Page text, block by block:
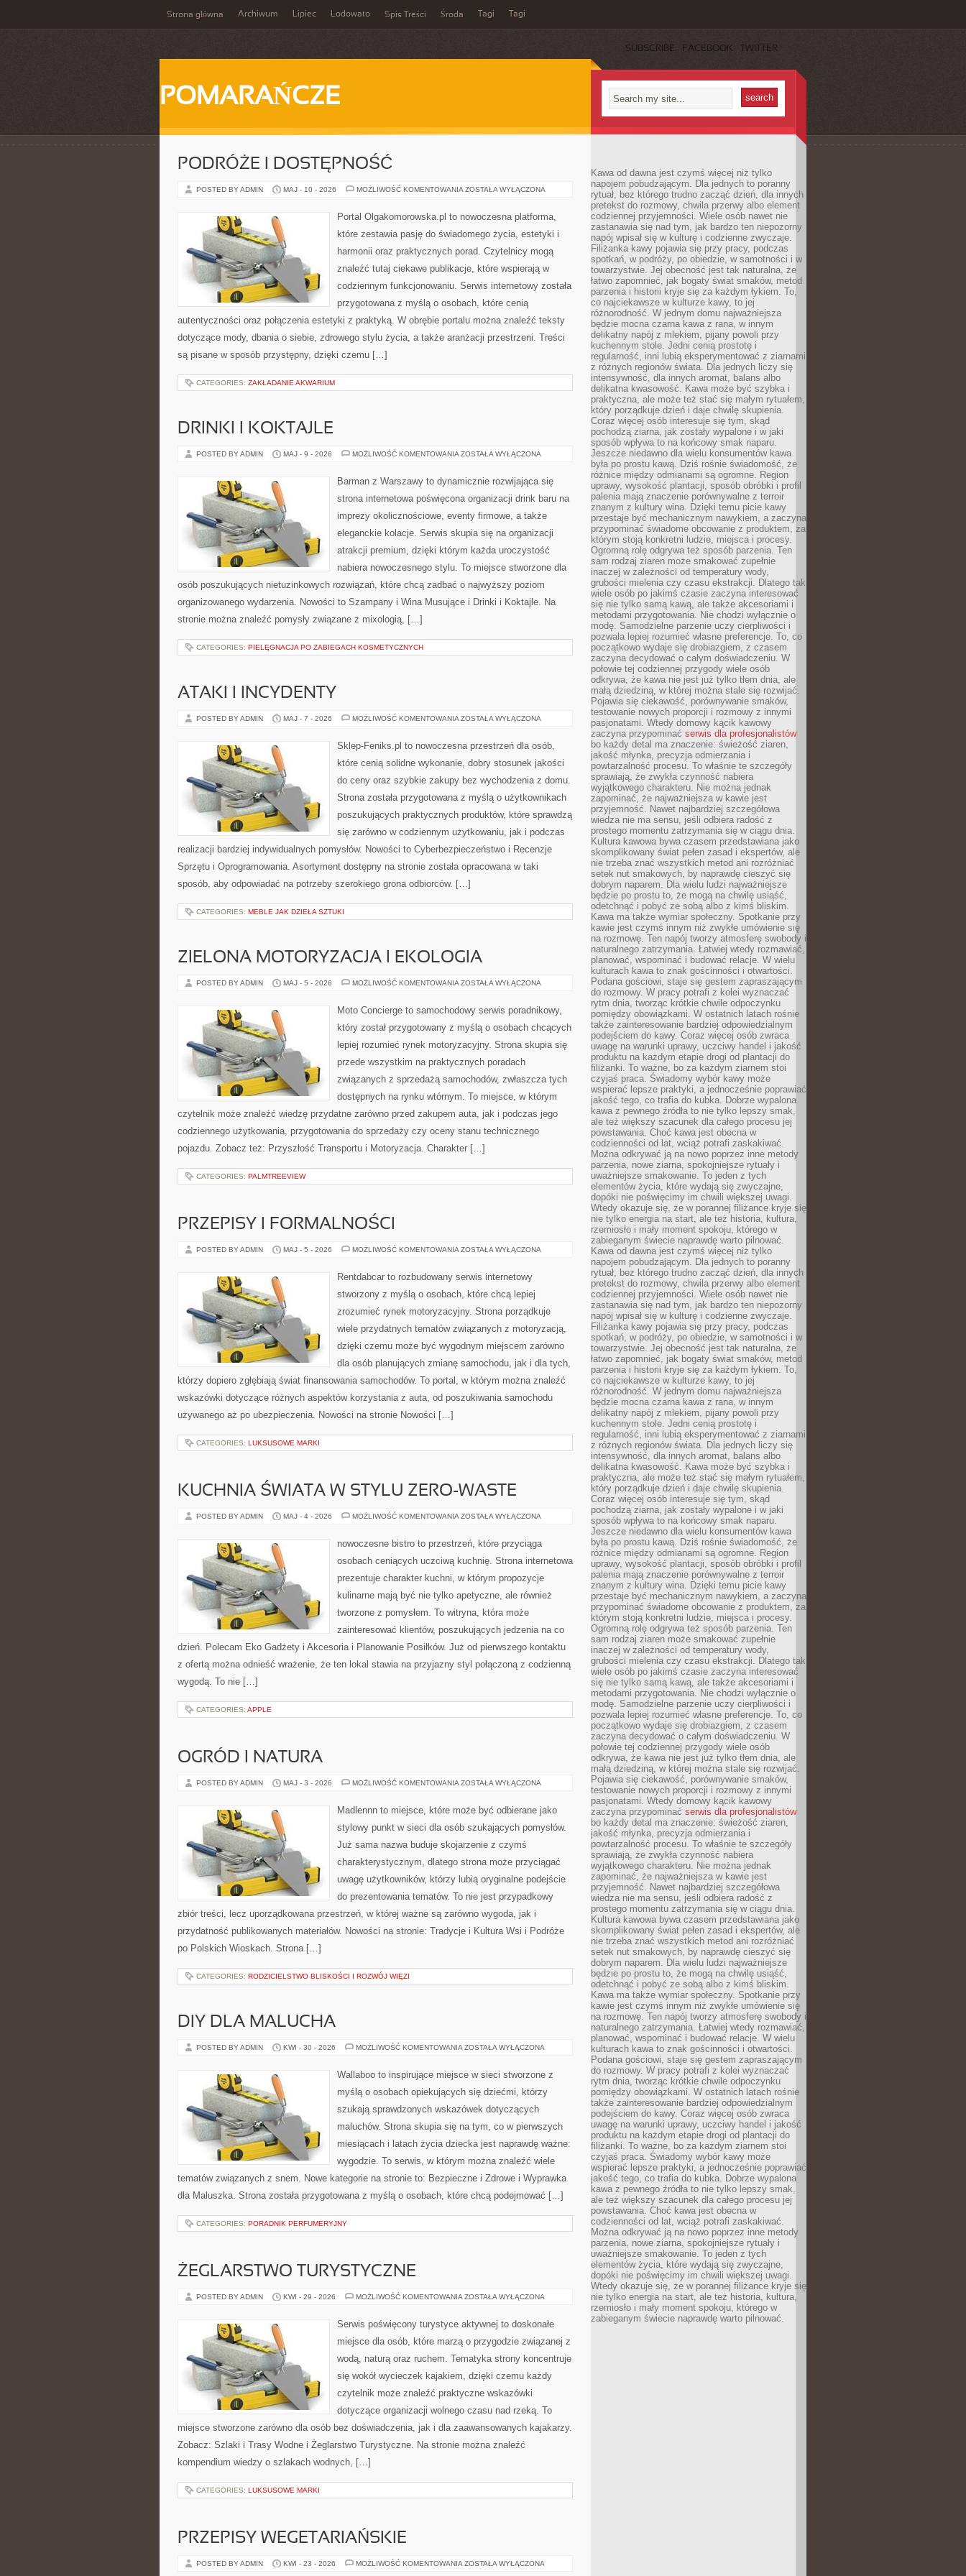
Strona główna Archiwum Lipiec Lodowato Spis Treści Środa Tagi Tagi
SUBSCRIBE FACEBOOK TWITTER
POMARAŃCZE
PODRÓŻE I DOSTĘPNOŚĆ
POSTED BY ADMIN MAJ - 10 - 2026 MOŻLIWOŚĆ KOMENTOWANIA PODRÓŻE
ZOSTAŁA WYŁĄCZONA
Portal Olgakomorowska.pl to nowoczesna platforma,
które zestawia pasję do świadomego życia, estetyki i
harmonii oraz praktycznych porad. Czytelnicy mogą
znaleźć tutaj ciekawe publikacje, które wspierają w
codziennym funkcjonowaniu. Serwis internetowy została
przygotowana z myślą o osobach, które cenią
autentyczności oraz połączenia estetyki z praktyką. W obrębie portalu można znaleźć teksty
dotyczące mody, dbania o siebie, zdrowego stylu życia, a także aranżacji przestrzeni. Treści
są pisane w sposób przystępny, dzięki czemu […]
CATEGORIES: ZAKŁADANIE AKWARIUM
DRINKI I KOKTAJLE
POSTED BY ADMIN MAJ - 9 - 2026 MOŻLIWOŚĆ KOMENTOWANIA DRINKI
ZOSTAŁA WYŁĄCZONA
Barman z Warszawy to dynamicznie rozwijająca się
strona internetowa poświęcona organizacji drink baru na
imprezy okolicznościowe, eventy firmowe, a także
eleganckie kolacje. Serwis skupia się na organizacji
atrakcji premium, dzięki którym każda uroczystość
nabiera nowoczesnego stylu. To miejsce stworzone dla
osób poszukujących nietuzinkowych rozwiązań, które chcą zadbać o najwyższy poziom
organizowanego wydarzenia. Nowości to Szampany i Wina Musujące i Drinki i Koktajle. Na
stronie można znaleźć pomysły związane z mixologią, […]
CATEGORIES: PIELĘGNACJA PO ZABIEGACH KOSMETYCZNYCH
ATAKI I INCYDENTY
POSTED BY ADMIN MAJ - 7 - 2026 MOŻLIWOŚĆ KOMENTOWANIA ATAKI
ZOSTAŁA WYŁĄCZONA
Sklep-Feniks.pl to nowoczesna przestrzeń dla osób,
które cenią solidne wykonanie, dobry stosunek jakości
do ceny oraz szybkie zakupy bez wychodzenia z domu.
Strona została przygotowana z myślą o użytkownikach
poszukujących praktycznych produktów, które sprawdzą
się zarówno w codziennym użytkowaniu, jak i podczas
realizacji bardziej indywidualnych pomysłów. Nowości to Cyberbezpieczeństwo i Recenzje
Sprzętu i Oprogramowania. Asortyment dostępny na stronie została opracowana w taki
sposób, aby odpowiadać na potrzeby szerokiego grona odbiorców. […]
CATEGORIES: MEBLE JAK DZIEŁA SZTUKI
ZIELONA MOTORYZACJA I EKOLOGIA
POSTED BY ADMIN MAJ - 5 - 2026 MOŻLIWOŚĆ KOMENTOWANIA ZIELONA
ZOSTAŁA WYŁĄCZONA
Moto Concierge to samochodowy serwis poradnikowy,
który został przygotowany z myślą o osobach chcących
lepiej rozumieć rynek motoryzacyjny. Strona skupia się
przede wszystkim na praktycznych poradach
związanych z sprzedażą samochodów, zwłaszcza tych
dostępnych na rynku wtórnym. To miejsce, w którym
czytelnik może znaleźć wiedzę przydatne zarówno przed zakupem auta, jak i podczas jego
codziennego użytkowania, przygotowania do sprzedaży czy oceny stanu technicznego
pojazdu. Zobacz też: Przyszłość Transportu i Motoryzacja. Charakter […]
CATEGORIES: PALMTREEVIEW
PRZEPISY I FORMALNOŚCI
POSTED BY ADMIN MAJ - 5 - 2026 MOŻLIWOŚĆ KOMENTOWANIA PRZEPISY
ZOSTAŁA WYŁĄCZONA
Rentdabcar to rozbudowany serwis internetowy
stworzony z myślą o osobach, które chcą lepiej
zrozumieć rynek motoryzacyjny. Strona porządkuje
wiele przydatnych tematów związanych z motoryzacją,
dzięki czemu może być wygodnym miejscem zarówno
dla osób planujących zmianę samochodu, jak i dla tych,
którzy dopiero zgłębiają świat finansowania samochodów. To portal, w którym można znaleźć
wskazówki dotyczące różnych aspektów korzystania z auta, od poszukiwania samochodu
używanego aż po ubezpieczenia. Nowości na stronie Nowości […]
CATEGORIES: LUKSUSOWE MARKI
KUCHNIA ŚWIATA W STYLU ZERO-WASTE
POSTED BY ADMIN MAJ - 4 - 2026 MOŻLIWOŚĆ KOMENTOWANIA KUCHNIA
STYLU
ZERO-
ZOSTAŁA WYŁĄCZONA
nowoczesne bistro to przestrzeń, które przyciąga
osobach ceniących uczciwą kuchnię. Strona internetowa
prezentuje charakter kuchni, w którym propozycje
kulinarne mają być nie tylko apetyczne, ale również
tworzone z pomysłem. To witryna, która może
zainteresować klientów, poszukujących jedzenia na co
dzień. Polecam Eko Gadżety i Akcesoria i Planowanie Posiłków. Już od pierwszego kontaktu
z ofertą można odnieść wrażenie, że ten lokal stawia na przyjazny styl połączoną z codzienną
wygodą. To nie […]
CATEGORIES: APPLE
OGRÓD I NATURA
POSTED BY ADMIN MAJ - 3 - 2026 MOŻLIWOŚĆ KOMENTOWANIA OGRÓD
ZOSTAŁA WYŁĄCZONA
Madlennn to miejsce, które może być odbierane jako
stylowy punkt w sieci dla osób szukających pomysłów.
Już sama nazwa buduje skojarzenie z czymś
charakterystycznym, dlatego strona może przyciągać
uwagę użytkowników, którzy lubią oryginalne podejście
do prezentowania tematów. To nie jest przypadkowy
zbiór treści, lecz uporządkowana przestrzeń, w której ważne są zarówno wygoda, jak i
przydatność publikowanych materiałów. Nowości na stronie: Tradycje i Kultura Wsi i Podróże
po Polskich Wioskach. Strona […]
CATEGORIES: RODZICIELSTWO BLISKOŚCI I ROZWÓJ WIĘZI
DIY DLA MALUCHA
POSTED BY ADMIN KWI - 30 - 2026 MOŻLIWOŚĆ KOMENTOWANIA DIY
ZOSTAŁA WYŁĄCZONA
Wallaboo to inspirujące miejsce w sieci stworzone z
myślą o osobach opiekujących się dziećmi, którzy
szukają sprawdzonych wskazówek dotyczących
maluchów. Strona skupia się na tym, co w pierwszych
miesiącach i latach życia dziecka jest naprawdę ważne:
wygodzie. To serwis, w którym można znaleźć wiele
tematów związanych z snem. Nowe kategorie na stronie to: Bezpieczne i Zdrowe i Wyprawka
dla Maluszka. Strona została przygotowana z myślą o osobach, które chcą podejmować […]
CATEGORIES: PORADNIK PERFUMERYJNY
ŻEGLARSTWO TURYSTYCZNE
POSTED BY ADMIN KWI - 29 - 2026 MOŻLIWOŚĆ KOMENTOWANIA ŻEGLARSTWO
ZOSTAŁA WYŁĄCZONA
Serwis poświęcony turystyce aktywnej to doskonałe
miejsce dla osób, które marzą o przygodzie związanej z
wodą, naturą oraz ruchem. Tematyka strony koncentruje
się wokół wycieczek kajakiem, dzięki czemu każdy
czytelnik może znaleźć praktyczne wskazówki
dotyczące organizacji wolnego czasu nad rzeką. To
miejsce stworzone zarówno dla osób bez doświadczenia, jak i dla zaawansowanych kajakarzy.
Zobacz: Szlaki i Trasy Wodne i Żeglarstwo Turystyczne. Na stronie można znaleźć
kompendium wiedzy o szlakach wodnych, […]
CATEGORIES: LUKSUSOWE MARKI
PRZEPISY WEGETARIAŃSKIE
POSTED BY ADMIN KWI - 23 - 2026 MOŻLIWOŚĆ KOMENTOWANIA PRZEPISY
ZOSTAŁA WYŁĄCZONA
Kawa od dawna jest czymś więcej niż tylko
napojem pobudzającym. Dla jednych to poranny
rytuał, bez którego trudno zacząć dzień, dla innych
pretekst do rozmowy, chwila przerwy albo element
codziennej przyjemności. Wiele osób nawet nie
zastanawia się nad tym, jak bardzo ten niepozorny
napój wpisał się w kulturę i codzienne zwyczaje.
Filiżanka kawy pojawia się przy pracy, podczas
spotkań, w podróży, po obiedzie, w samotności i w
towarzystwie. Jej obecność jest tak naturalna, że
łatwo zapomnieć, jak bogaty świat smaków, metod
parzenia i historii kryje się za każdym łykiem. To,
co najciekawsze w kulturze kawy, to jej
różnorodność. W jednym domu najważniejsza
będzie mocna czarna kawa z rana, w innym
delikatny napój z mlekiem, pijany powoli przy
kuchennym stole. Jedni cenią prostotę i
regularność, inni lubią eksperymentować z ziarnami
z różnych regionów świata. Dla jednych liczy się
intensywność, dla innych aromat, balans albo
delikatna kwasowość. Kawa może być szybka i
praktyczna, ale może też stać się małym rytuałem,
który porządkuje dzień i daje chwilę skupienia.
Coraz więcej osób interesuje się tym, skąd
pochodzą ziarna, jak zostały wypalone i w jaki
sposób wpływa to na końcowy smak naparu.
Jeszcze niedawno dla wielu konsumentów kawa
była po prostu kawą. Dziś rośnie świadomość, że
różnice między odmianami są ogromne. Region
uprawy, wysokość plantacji, sposób obróbki i profil
palenia mają znaczenie porównywalne z terroir
znanym z kultury wina. Dzięki temu picie kawy
przestaje być mechanicznym nawykiem, a zaczyna
przypominać świadome obcowanie z produktem, za
którym stoją konkretni ludzie, miejsca i procesy.
Ogromną rolę odgrywa też sposób parzenia. Ten
sam rodzaj ziaren może smakować zupełnie
inaczej w zależności od temperatury wody,
grubości mielenia czy czasu ekstrakcji. Dlatego tak
wiele osób po jakimś czasie zaczyna interesować
się nie tylko samą kawą, ale także akcesoriami i
metodami przygotowania. Nie chodzi wyłącznie o
modę. Samodzielne parzenie uczy cierpliwości i
pozwala lepiej rozumieć własne preferencje. To, co
początkowo wydaje się drobiazgiem, z czasem
zaczyna decydować o całym doświadczeniu. W
połowie tej codziennej przygody wiele osób
odkrywa, że kawa nie jest już tylko tłem dnia, ale
małą dziedziną, w której można stale się rozwijać.
Pojawia się ciekawość, porównywanie smaków,
testowanie nowych proporcji i rozmowy z innymi
pasjonatami. Wtedy domowy kącik kawowy
zaczyna przypominać serwis dla profesjonalistów
bo każdy detal ma znaczenie: świeżość ziaren,
jakość młynka, precyzja odmierzania i
powtarzalność procesu. To właśnie te szczegóły
sprawiają, że zwykła czynność nabiera
wyjątkowego charakteru. Nie można jednak
zapominać, że najważniejsza w kawie jest
przyjemność. Nawet najbardziej szczegółowa
wiedza nie ma sensu, jeśli odbiera radość z
prostego momentu zatrzymania się w ciągu dnia.
Kultura kawowa bywa czasem przedstawiana jako
skomplikowany świat pełen zasad i ekspertów, ale
nie trzeba znać wszystkich metod ani rozróżniać
setek nut smakowych, by naprawdę cieszyć się
dobrym naparem. Dla wielu ludzi najważniejsze
będzie po prostu to, że mogą na chwilę usiąść,
odetchnąć i pobyć ze sobą albo z kimś bliskim.
Kawa ma także wymiar społeczny. Spotkanie przy
kawie jest czymś innym niż zwykłe umówienie się
na rozmowę. Ten napój tworzy atmosferę swobody i
naturalnego zatrzymania. Łatwiej wtedy rozmawiać,
planować, wspominać i budować relacje. W wielu
kulturach kawa to znak gościnności i otwartości.
Podana gościowi, staje się gestem zapraszającym
do rozmowy. W pracy potrafi z kolei wyznaczać
rytm dnia, tworząc krótkie chwile odpoczynku
pomiędzy obowiązkami. W ostatnich latach rośnie
także zainteresowanie bardziej odpowiedzialnym
podejściem do kawy. Coraz więcej osób zwraca
uwagę na warunki uprawy, uczciwy handel i jakość
produktu na każdym etapie drogi od plantacji do
filiżanki. To ważne, bo za każdym ziarnem stoi
czyjaś praca. Świadomy wybór kawy może
wspierać lepsze praktyki, a jednocześnie poprawiać
jakość tego, co trafia do kubka. Dobrze wypalona
kawa z pewnego źródła to nie tylko lepszy smak,
ale też większy szacunek dla całego procesu jej
powstawania. Choć kawa jest obecna w
codzienności od lat, wciąż potrafi zaskakiwać.
Można odkrywać ją na nowo poprzez inne metody
parzenia, nowe ziarna, spokojniejsze rytuały i
uważniejsze smakowanie. To jeden z tych
elementów życia, które wydają się zwyczajne,
dopóki nie poświęcimy im chwili większej uwagi.
Wtedy okazuje się, że w porannej filiżance kryje się
nie tylko energia na start, ale też historia, kultura,
rzemiosło i mały moment spokoju, którego w
zabieganym świecie naprawdę warto pilnować.
Kawa od dawna jest czymś więcej niż tylko
napojem pobudzającym. Dla jednych to poranny
rytuał, bez którego trudno zacząć dzień, dla innych
pretekst do rozmowy, chwila przerwy albo element
codziennej przyjemności. Wiele osób nawet nie
zastanawia się nad tym, jak bardzo ten niepozorny
napój wpisał się w kulturę i codzienne zwyczaje.
Filiżanka kawy pojawia się przy pracy, podczas
spotkań, w podróży, po obiedzie, w samotności i w
towarzystwie. Jej obecność jest tak naturalna, że
łatwo zapomnieć, jak bogaty świat smaków, metod
parzenia i historii kryje się za każdym łykiem. To,
co najciekawsze w kulturze kawy, to jej
różnorodność. W jednym domu najważniejsza
będzie mocna czarna kawa z rana, w innym
delikatny napój z mlekiem, pijany powoli przy
kuchennym stole. Jedni cenią prostotę i
regularność, inni lubią eksperymentować z ziarnami
z różnych regionów świata. Dla jednych liczy się
intensywność, dla innych aromat, balans albo
delikatna kwasowość. Kawa może być szybka i
praktyczna, ale może też stać się małym rytuałem,
który porządkuje dzień i daje chwilę skupienia.
Coraz więcej osób interesuje się tym, skąd
pochodzą ziarna, jak zostały wypalone i w jaki
sposób wpływa to na końcowy smak naparu.
Jeszcze niedawno dla wielu konsumentów kawa
była po prostu kawą. Dziś rośnie świadomość, że
różnice między odmianami są ogromne. Region
uprawy, wysokość plantacji, sposób obróbki i profil
palenia mają znaczenie porównywalne z terroir
znanym z kultury wina. Dzięki temu picie kawy
przestaje być mechanicznym nawykiem, a zaczyna
przypominać świadome obcowanie z produktem, za
którym stoją konkretni ludzie, miejsca i procesy.
Ogromną rolę odgrywa też sposób parzenia. Ten
sam rodzaj ziaren może smakować zupełnie
inaczej w zależności od temperatury wody,
grubości mielenia czy czasu ekstrakcji. Dlatego tak
wiele osób po jakimś czasie zaczyna interesować
się nie tylko samą kawą, ale także akcesoriami i
metodami przygotowania. Nie chodzi wyłącznie o
modę. Samodzielne parzenie uczy cierpliwości i
pozwala lepiej rozumieć własne preferencje. To, co
początkowo wydaje się drobiazgiem, z czasem
zaczyna decydować o całym doświadczeniu. W
połowie tej codziennej przygody wiele osób
odkrywa, że kawa nie jest już tylko tłem dnia, ale
małą dziedziną, w której można stale się rozwijać.
Pojawia się ciekawość, porównywanie smaków,
testowanie nowych proporcji i rozmowy z innymi
pasjonatami. Wtedy domowy kącik kawowy
zaczyna przypominać serwis dla profesjonalistów
bo każdy detal ma znaczenie: świeżość ziaren,
jakość młynka, precyzja odmierzania i
powtarzalność procesu. To właśnie te szczegóły
sprawiają, że zwykła czynność nabiera
wyjątkowego charakteru. Nie można jednak
zapominać, że najważniejsza w kawie jest
przyjemność. Nawet najbardziej szczegółowa
wiedza nie ma sensu, jeśli odbiera radość z
prostego momentu zatrzymania się w ciągu dnia.
Kultura kawowa bywa czasem przedstawiana jako
skomplikowany świat pełen zasad i ekspertów, ale
nie trzeba znać wszystkich metod ani rozróżniać
setek nut smakowych, by naprawdę cieszyć się
dobrym naparem. Dla wielu ludzi najważniejsze
będzie po prostu to, że mogą na chwilę usiąść,
odetchnąć i pobyć ze sobą albo z kimś bliskim.
Kawa ma także wymiar społeczny. Spotkanie przy
kawie jest czymś innym niż zwykłe umówienie się
na rozmowę. Ten napój tworzy atmosferę swobody i
naturalnego zatrzymania. Łatwiej wtedy rozmawiać,
planować, wspominać i budować relacje. W wielu
kulturach kawa to znak gościnności i otwartości.
Podana gościowi, staje się gestem zapraszającym
do rozmowy. W pracy potrafi z kolei wyznaczać
rytm dnia, tworząc krótkie chwile odpoczynku
pomiędzy obowiązkami. W ostatnich latach rośnie
także zainteresowanie bardziej odpowiedzialnym
podejściem do kawy. Coraz więcej osób zwraca
uwagę na warunki uprawy, uczciwy handel i jakość
produktu na każdym etapie drogi od plantacji do
filiżanki. To ważne, bo za każdym ziarnem stoi
czyjaś praca. Świadomy wybór kawy może
wspierać lepsze praktyki, a jednocześnie poprawiać
jakość tego, co trafia do kubka. Dobrze wypalona
kawa z pewnego źródła to nie tylko lepszy smak,
ale też większy szacunek dla całego procesu jej
powstawania. Choć kawa jest obecna w
codzienności od lat, wciąż potrafi zaskakiwać.
Można odkrywać ją na nowo poprzez inne metody
parzenia, nowe ziarna, spokojniejsze rytuały i
uważniejsze smakowanie. To jeden z tych
elementów życia, które wydają się zwyczajne,
dopóki nie poświęcimy im chwili większej uwagi.
Wtedy okazuje się, że w porannej filiżance kryje się
nie tylko energia na start, ale też historia, kultura,
rzemiosło i mały moment spokoju, którego w
zabieganym świecie naprawdę warto pilnować.